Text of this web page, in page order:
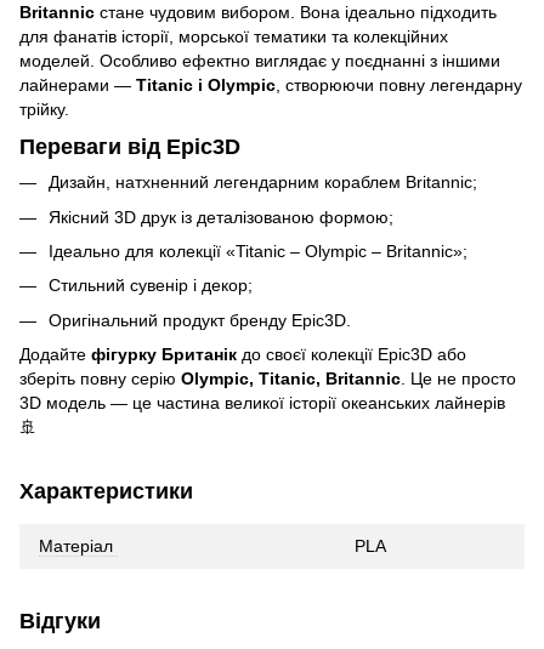
Britannic стане чудовим вибором. Вона ідеально підходить
для фанатів історії, морської тематики та колекційних
моделей. Особливо ефектно виглядає у поєднанні з іншими
лайнерами — Titanic і Olympic , створюючи повну легендарну
трійку.
Переваги від Epic3D
Дизайн, натхненний легендарним кораблем Britannic;
Якісний 3D друк із деталізованою формою;
Ідеально для колекції «Titanic – Olympic – Britannic»;
Стильний сувенір і декор;
Оригінальний продукт бренду Epic3D.
Додайте фігурку Британік до своєї колекції Epic3D або
зберіть повну серію Olympic, Titanic, Britannic . Це не просто
3D модель — це частина великої історії океанських лайнерів
🚢
Характеристики
Матеріал PLA
Відгуки